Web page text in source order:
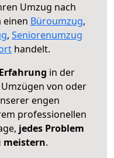
Umzug nach
einen Büroumzug,
, Seniorenumzug
handelt.
in der
von oder
engen
professionellen
jedes Problem
meistern.